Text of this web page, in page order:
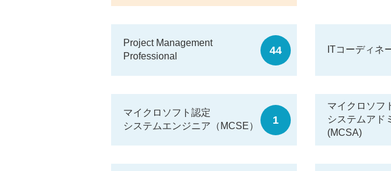
Project Management
Professional
44 ITコーディネ
マイクロソフト認定
システムエンジニア（MCSE）
1
マイクロソフ
システムアド
(MCSA)